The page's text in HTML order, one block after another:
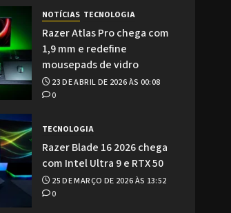
NOTÍCIAS TECNOLOGIA
Razer Atlas Pro chega com
1,9 mm e redefine
mousepads de vidro
23 DE ABRIL DE 2026 ÀS 00:08
0
TECNOLOGIA
Razer Blade 16 2026 chega
com Intel Ultra 9 e RTX 50
25 DE MARÇO DE 2026 ÀS 13:52
0